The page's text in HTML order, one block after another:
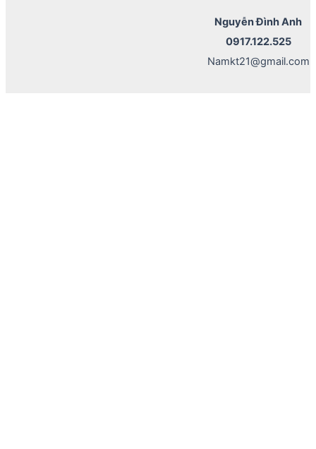
Nguyễn Đình Anh
0917.122.525
Namkt21@gmail.com